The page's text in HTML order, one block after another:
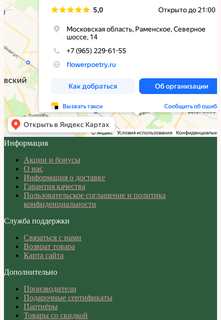
Информация
Акции и бонусы
О нас
Информация о доставке
Гарантия качества
Пользовательское соглашение и политика
конфиденциальности
Служба поддержки
Связаться с нами
Возврат товара
Карта сайта
Дополнительно
Производители
Подарочные сертификаты
Партнёры
Товары со скидкой